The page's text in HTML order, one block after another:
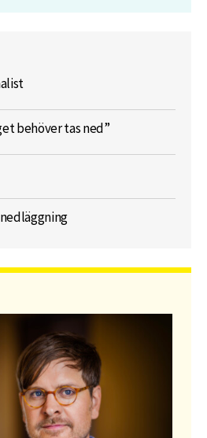
behöver tas ned”